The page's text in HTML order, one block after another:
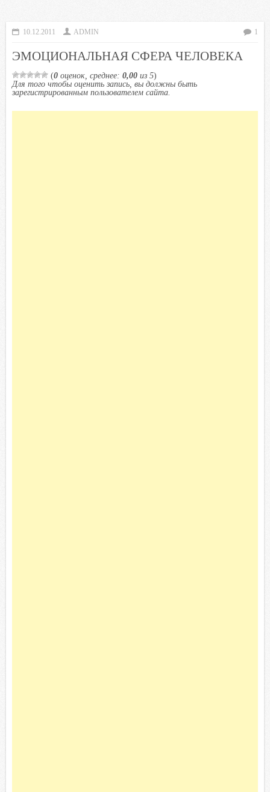
10.12.2011 ADMIN 1
ЭМОЦИОНАЛЬНАЯ СФЕРА ЧЕЛОВЕКА
(0 оценок, среднее: 0,00 из 5)
Для того чтобы оценить запись, вы должны быть
зарегистрированным пользователем сайта.